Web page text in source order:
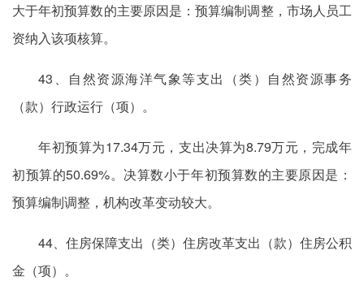
大于年初预算数的主要原因是：预算编制调整，市场人员工
资纳入该项核算。
43、自然资源海洋气象等支出（类）自然资源事务
（款）行政运行（项）。
年初预算为17.34万元，支出决算为8.79万元，完成年
初预算的50.69%。决算数小于年初预算数的主要原因是：
预算编制调整，机构改革变动较大。
44、住房保障支出（类）住房改革支出（款）住房公积
金（项）。